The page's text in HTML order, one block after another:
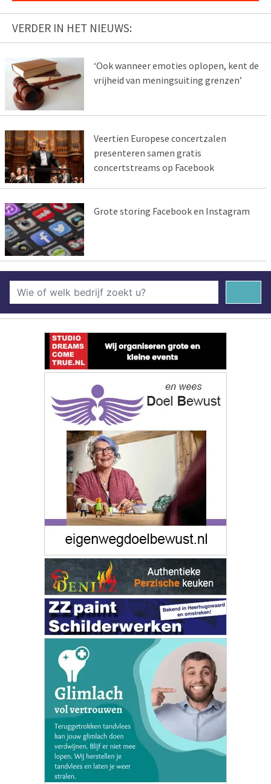
VERDER IN HET NIEUWS:
‘Ook wanneer emoties oplopen, kent de
vrijheid van meningsuiting grenzen’
Veertien Europese concertzalen
presenteren samen gratis
concertstreams op Facebook
Grote storing Facebook en Instagram